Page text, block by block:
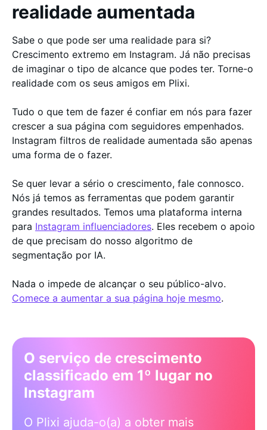
realidade aumentada
Sabe o que pode ser uma realidade para si?
Crescimento extremo em Instagram. Já não precisas
de imaginar o tipo de alcance que podes ter. Torne-o
realidade com os seus amigos em Plixi.
Tudo o que tem de fazer é confiar em nós para fazer
crescer a sua página com seguidores empenhados.
Instagram filtros de realidade aumentada são apenas
uma forma de o fazer.
Se quer levar a sério o crescimento, fale connosco.
Nós já temos as ferramentas que podem garantir
grandes resultados. Temos uma plataforma interna
para Instagram influenciadores. Eles recebem o apoio
de que precisam do nosso algoritmo de
segmentação por IA.
Nada o impede de alcançar o seu público-alvo.
Comece a aumentar a sua página hoje mesmo.
O serviço de crescimento
classificado em 1º lugar no
Instagram
O Plixi ajuda-o(a) a obter mais